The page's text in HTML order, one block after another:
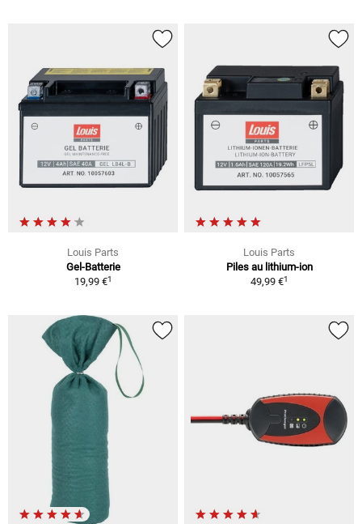
Louis Parts
Gel-Batterie
19,99 €1
Louis Parts
Piles au lithium-ion
49,99 €1